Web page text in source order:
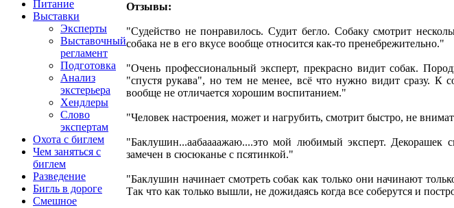
Питание
Выставки
Эксперты
Выставочный
регламент
Подготовка
Анализ
экстерьера
Хендлеры
Слово
экспертам
Охота с биглем
Чем заняться с
биглем
Разведение
Бигль в дороге
Смешное
Отзывы:
"Судейство не понравилось. Судит бегло. Собаку смотрит
собака не в его вкусе вообще относится как-то пренебрежительно."
"Очень профессиональный эксперт, прекрасно видит собак.
"спустя рукава", но тем не менее, всё что нужно видит сразу. К
вообще не отличается хорошим воспитанием."
"Человек настроения, может и нагрубить, смотрит быстро, не
"Баклушин...аабаааажаю....это мой любимый эксперт. Декорашек
замечен в сюсюканье с псятинкой."
"Баклушин начинает смотреть собак как только они начинают
Так что как только вышли, не дожидаясь когда все соберутся и